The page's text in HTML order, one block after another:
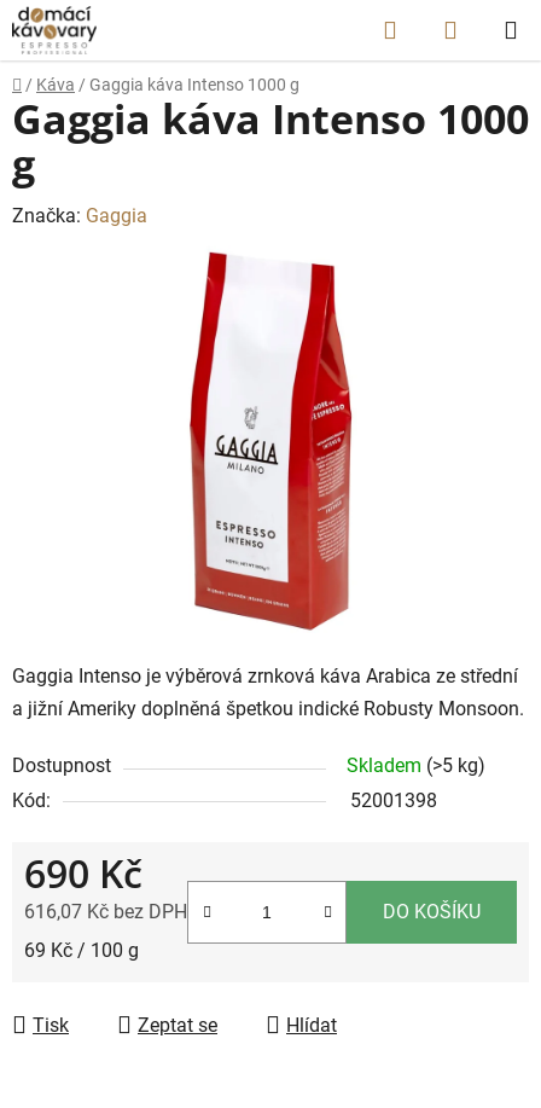
Přejít
na
obsah
Hledat
KOŠÍK
Domů
/ Káva / Gaggia káva Intenso 1000 g
Gaggia Intenso je výběrová zrnková káva Arabica ze střední
a jižní Ameriky doplněná špetkou indické Robusty Monsoon.
Dostupnost Skladem (>5 kg)
Kód:
52001398
690 Kč
616,07 Kč bez DPH
Měrná cena:
69 Kč / 100 g
DO KOŠÍKU
Tisk Zeptat se Hlídat
Gaggia káva Intenso 1000
g
Značka: Gaggia